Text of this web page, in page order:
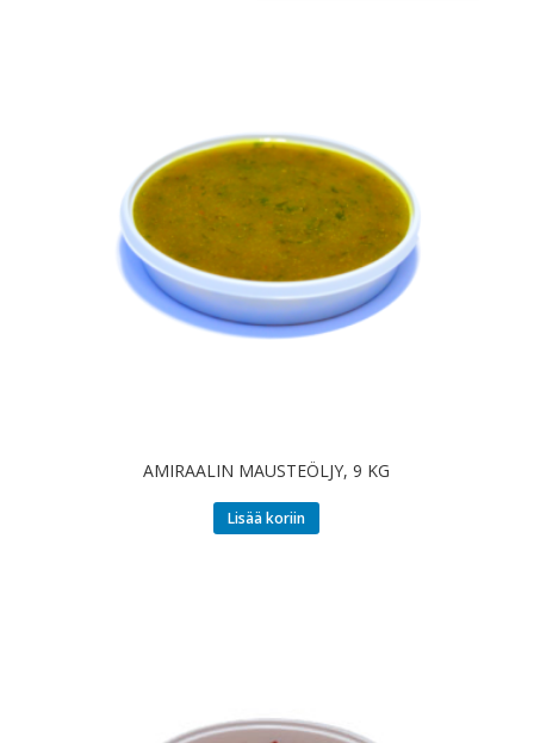
AMIRAALIN MAUSTEÖLJY, 9 KG
Lisää koriin